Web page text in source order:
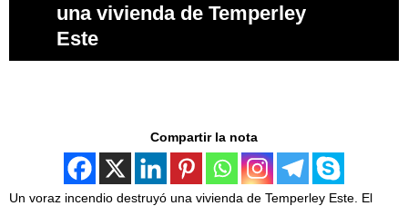
una vivienda de Temperley
Este
Compartir la nota
Un voraz incendio destruyó una vivienda de Temperley Este. El